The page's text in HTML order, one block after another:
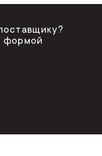
формой